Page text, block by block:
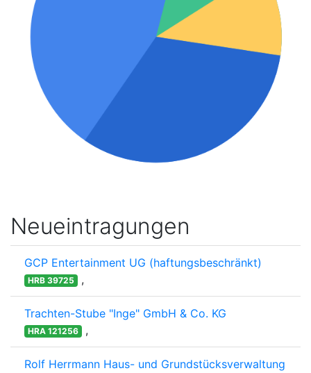
Neueintragungen
GCP Entertainment UG (haftungsbeschränkt)
HRB 39725 ,
Trachten-Stube "Inge" GmbH & Co. KG
HRA 121256 ,
Rolf Herrmann Haus- und Grundstücksverwaltung